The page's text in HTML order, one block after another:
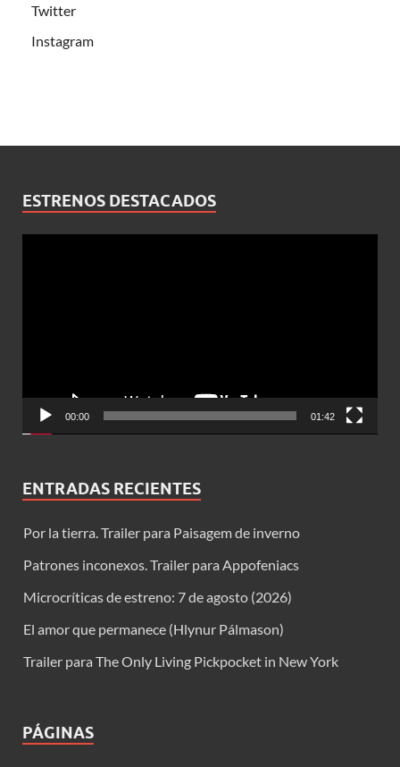
Twitter
Instagram
ESTRENOS DESTACADOS
00:00 01:42
ENTRADAS RECIENTES
Por la tierra. Trailer para Paisagem de inverno
Patrones inconexos. Trailer para Appofeniacs
Microcríticas de estreno: 7 de agosto (2026)
El amor que permanece (Hlynur Pálmason)
Trailer para The Only Living Pickpocket in New York
PÁGINAS